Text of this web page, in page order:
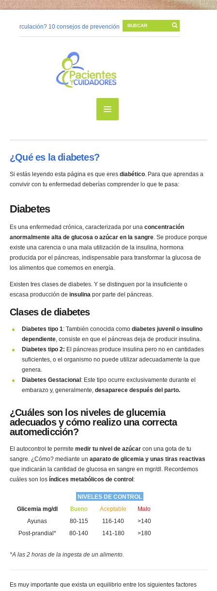
circulación? 10 consejos de prevención 06/11/2014 |
Cambios
prevenir una úlcera por presión?
10/05/2014 |La higiene de manos
¿Qué es la diabetes?
Si estás leyendo esta página es que eres diabético. Para que aprendas a
convivir con tu enfermedad deberías comprender lo que te pasa:
Diabetes
Es una enfermedad crónica, caracterizada por una concentración
anormalmente alta de glucosa o azúcar en la sangre. Se produce porque
existe una carencia o una mala utilización de la insulina, hormona
producida por el páncreas, indispensable para transformar la glucosa de
los alimentos que comemos en energía.
Existen tres clases de diabetes. Y se distinguen por la insuficiente o
escasa producción de insulina por parte del páncreas.
Clases de diabetes
Diabetes tipo 1: También conocida como diabetes juvenil o insulino
dependiente, consiste en que el páncreas deja de producir insulina.
Diabetes tipo 2: El páncreas produce insulina pero no en cantidades
suficientes, o el organismo no puede utilizar adecuadamente la que
genera.
Diabetes Gestacional : Este tipo ocurre exclusivamente durante el
embarazo y, generalmente, desaparece después del parto.
¿Cuáles son los niveles de glucemia
adecuados y cómo realizo una correcta
automedicción?
El autocontrol te permite medir tu nivel de azúcar con una gota de tu
sangre. ¿Cómo? mediante un aparato de glicemia y unas tiras reactivas
que indicarán la cantidad de glucosa en sangre en mgr/dl. Recordemos
cuáles son los índices metabólicos de control :
NIVELES DE CONTROL
Glicemia mg/dl
Bueno Aceptable
Malo
Ayunas
80-115 116-140
>140
Post-prandial*
80-140 141-180 >180
*A las 2 horas de la ingesta de un alimento.
Es muy importante que exista un equilibrio entre los siguientes factores